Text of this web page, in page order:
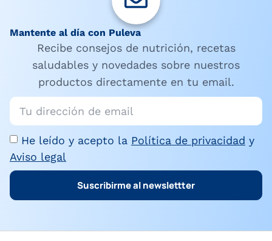
Mantente al día con Puleva
Recibe consejos de nutrición, recetas
saludables y novedades sobre nuestros
productos directamente en tu email.
He leído y acepto la Política de privacidad y
Aviso legal
Suscribirme al newslettter